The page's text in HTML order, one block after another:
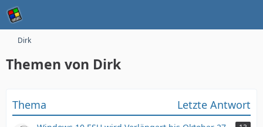
Dirk
Themen von Dirk
Thema Letzte Antwort